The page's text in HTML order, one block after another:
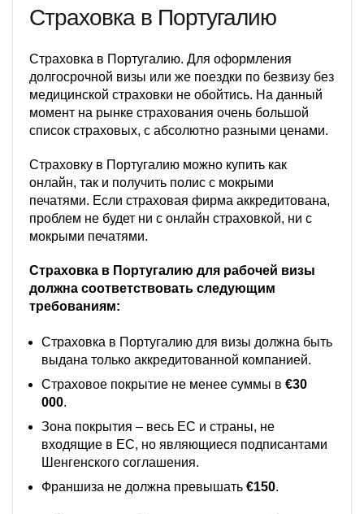
Страховка в Португалию
Страховка в Португалию. Для оформления
долгосрочной визы или же поездки по безвизу без
медицинской страховки не обойтись. На данный
момент на рынке страхования очень большой
список страховых, с абсолютно разными ценами.
Страховку в Португалию можно купить как
онлайн, так и получить полис с мокрыми
печатями. Если страховая фирма аккредитована,
проблем не будет ни с онлайн страховкой, ни с
мокрыми печатями.
Страховка в Португалию для рабочей визы
должна соответствовать следующим
требованиям:
Страховка в Португалию для визы должна быть
выдана только аккредитованной компанией.
Страховое покрытие не менее суммы в €30
000.
Зона покрытия – весь ЕС и страны, не
входящие в ЕС, но являющиеся подписантами
Шенгенского соглашения.
Франшиза не должна превышать €150.